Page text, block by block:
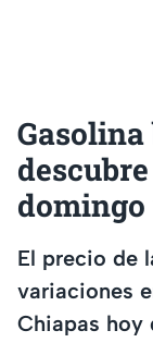
Gasolina
El precio de
variaciones
Chiapas hoy